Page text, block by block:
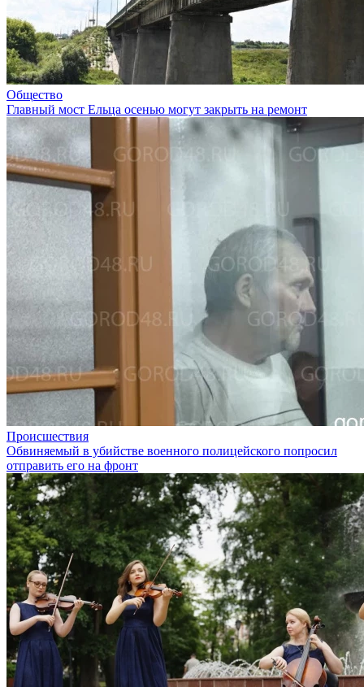
Общество
Главный мост Ельца осенью могут закрыть на ремонт
Происшествия
Обвиняемый в убийстве военного полицейского попросил
отправить его на фронт